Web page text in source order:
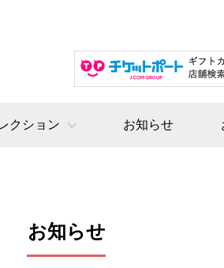
クション お知らせ
お知らせ